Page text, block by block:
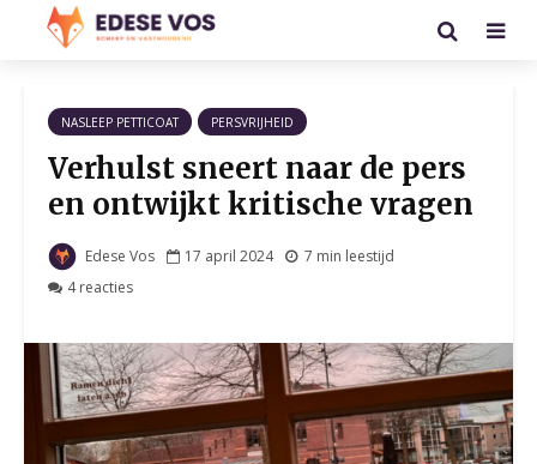
NASLEEP PETTICOAT PERSVRIJHEID
Verhulst sneert naar de pers
en ontwijkt kritische vragen
Edese Vos 17 april 2024
7 min leestijd
4 reacties